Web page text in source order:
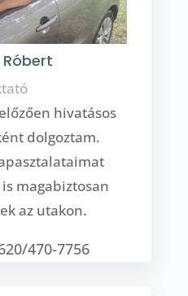
hivatásos
dolgoztam.
magabiztosan
az utakon.
470-7756